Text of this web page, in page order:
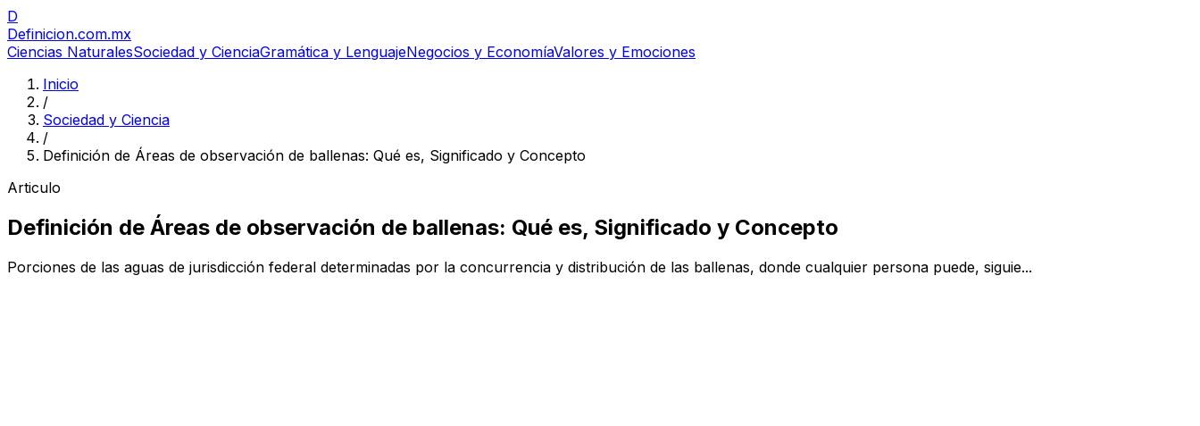
D
Definicion.com.mx
Ciencias NaturalesSociedad y CienciaGramática y LenguajeNegocios y EconomíaValores y Emociones
Inicio
/
Sociedad y Ciencia
/
Definición de Áreas de observación de ballenas: Qué es, Significado y Concepto
Articulo
Definición de Áreas de observación de ballenas: Qué es, Significado y Concepto
Porciones de las aguas de jurisdicción federal determinadas por la concurrencia y distribución de las ballenas, donde cualquier persona puede, siguie...